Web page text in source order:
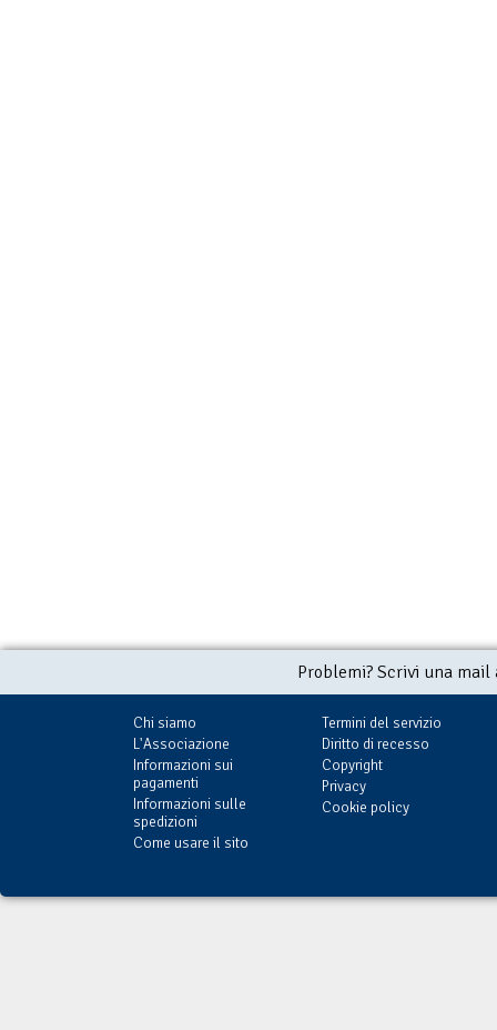
Problemi? Scrivi una
Chi siamo
L'Associazione
Informazioni sui
pagamenti
Informazioni sulle
spedizioni
Come usare il sito
Termini del servizio
Diritto di recesso
Copyright
Privacy
Cookie policy